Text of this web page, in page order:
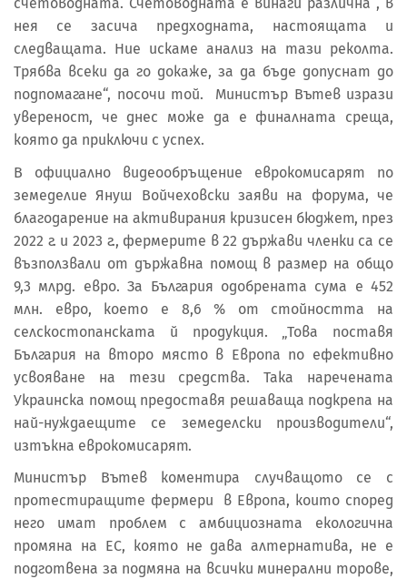
нея се засича предходната, настоящата и
следващата. Ние искаме анализ на тази реколта.
Трябва всеки да го докаже, за да бъде допуснат до
подпомагане“, посочи той. Министър Вътев изрази
увереност, че днес може да е финалната среща,
която да приключи с успех.
В официално видеообръщение еврокомисарят по
земеделие Януш Войчеховски заяви на форума, че
благодарение на активирания кризисен бюджет, през
2022 г. и 2023 г., фермерите в 22 държави членки са се
възползвали от държавна помощ в размер на общо
9,3 млрд. евро. За България одобрената сума е 452
млн. евро, което е 8,6 % от стойността на
селскостопанската й продукция. „Това поставя
България на второ място в Европа по ефективно
усвояване на тези средства. Така наречената
Украинска помощ предоставя решаваща подкрепа на
най-нуждаещите се земеделски производители“,
изтъкна еврокомисарят.
Министър Вътев коментира случващото се с
протестиращите фермери в Европа, които според
него имат проблем с амбициозната екологична
промяна на ЕС, която не дава алтернатива, не е
подготвена за подмяна на всички минерални торове,